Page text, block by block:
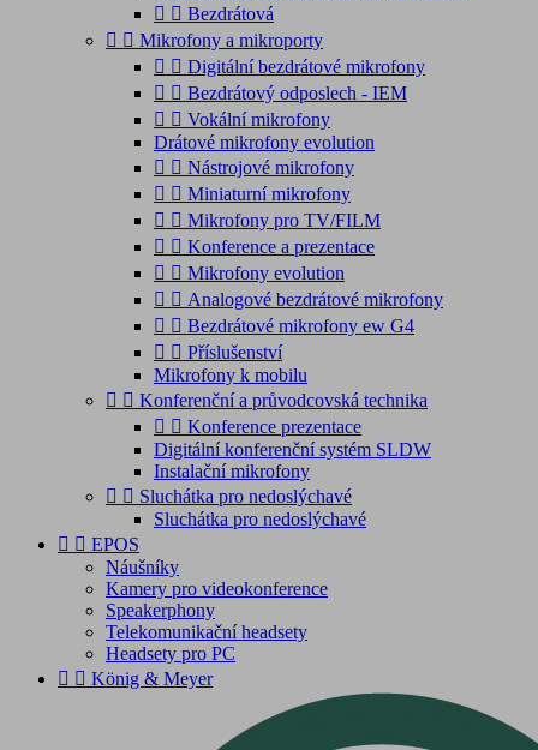
  Bezdrátová
  Mikrofony a mikroporty
  Digitální bezdrátové mikrofony
  Bezdrátový odposlech - IEM
  Vokální mikrofony
Drátové mikrofony evolution
  Nástrojové mikrofony
  Miniaturní mikrofony
  Mikrofony pro TV/FILM
  Konference a prezentace
  Mikrofony evolution
  Analogové bezdrátové mikrofony
  Bezdrátové mikrofony ew G4
  Příslušenství
Mikrofony k mobilu
  Konferenční a průvodcovská technika
  Konference prezentace
Digitální konferenční systém SLDW
Instalační mikrofony
  Sluchátka pro nedoslýchavé
Sluchátka pro nedoslýchavé
  EPOS
Náušníky
Kamery pro videokonference
Speakerphony
Telekomunikační headsety
Headsety pro PC
  König & Meyer